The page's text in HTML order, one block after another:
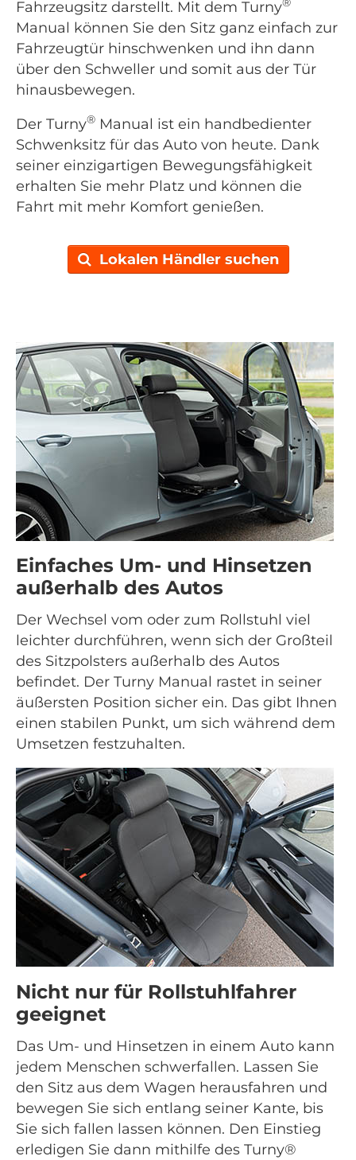
Fahrzeugsitz darstellt. Mit dem Turny
Manual können Sie den Sitz ganz einfach zur
Fahrzeugtür hinschwenken und ihn dann
über den Schweller und somit aus der Tür
hinausbewegen.
Der Turny® Manual ist ein handbedienter
Schwenksitz für das Auto von heute. Dank
seiner einzigartigen Bewegungsfähigkeit
erhalten Sie mehr Platz und können die
Fahrt mit mehr Komfort genießen.
Lokalen Händler suchen
Einfaches Um- und Hinsetzen
außerhalb des Autos
Der Wechsel vom oder zum Rollstuhl viel
leichter durchführen, wenn sich der Großteil
des Sitzpolsters außerhalb des Autos
befindet. Der Turny Manual rastet in seiner
äußersten Position sicher ein. Das gibt Ihnen
einen stabilen Punkt, um sich während dem
Umsetzen festzuhalten.
Nicht nur für Rollstuhlfahrer
geeignet
Das Um- und Hinsetzen in einem Auto kann
jedem Menschen schwerfallen. Lassen Sie
den Sitz aus dem Wagen herausfahren und
bewegen Sie sich entlang seiner Kante, bis
Sie sich fallen lassen können. Den Einstieg
erledigen Sie dann mithilfe des Turny®